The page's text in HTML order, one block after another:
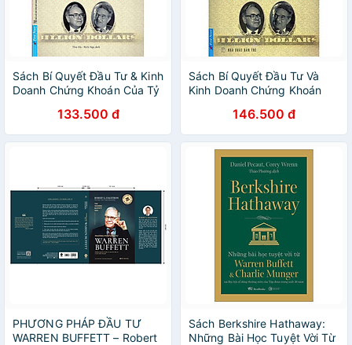
Sách Bí Quyết Đầu Tư & Kinh
Doanh Chứng Khoán Của Tỷ
George Soros (Tái Bản)
133.500 đ
Sách Bí Quyết Đầu Tư Và
Kinh Doanh Chứng Khoán
Và George Soros (Tái Bản)
146.500 đ
PHƯƠNG PHÁP ĐẦU TƯ
WARREN BUFFETT – Robert
Sách Berkshire Hathaway:
Những Bài Học Tuyệt Vời Từ